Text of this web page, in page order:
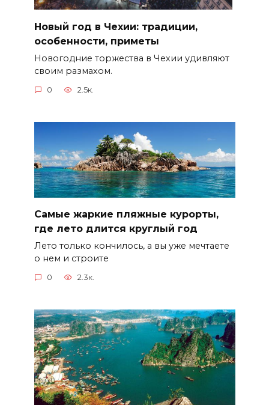
Новый год в Чехии: традиции,
особенности, приметы
Новогодние торжества в Чехии удивляют
своим размахом.
0 2.5к.
Самые жаркие пляжные курорты,
где лето длится круглый год
Лето только кончилось, а вы уже мечтаете
о нем и строите
0 2.3к.